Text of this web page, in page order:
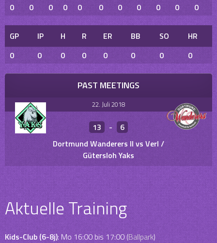
0 0 0 0 0 0 0 0 0 0 0
GP IP H R ER BB SO
HR
0
0 0 0 0 0 0 0
PAST MEETINGS
22. Juli 2018
13 -
6
Dortmund Wanderers II vs Verl /
Gütersloh Yaks
Aktuelle Training
Kids-Club (6-8j): Mo 16:00 bis 17:00 (Ballpark)